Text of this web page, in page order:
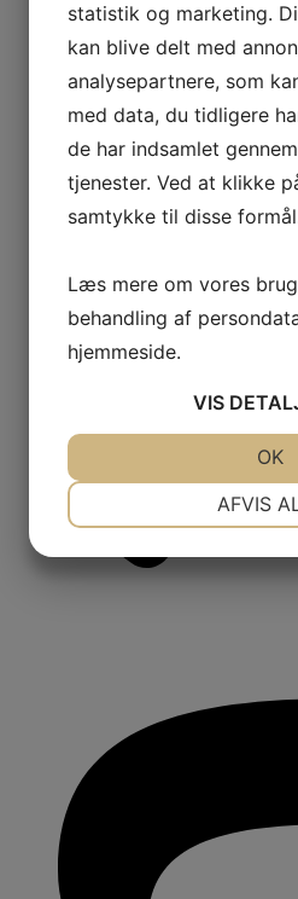
16
statistik og marketing.
kan blive delt med
analysepartnere, som
med data, du tidligere
de har indsamlet
tjenester. Ved at klikke
samtykke til disse
Læs mere om vores
behandling af
hjemmeside.
VIS
AFVIS
OK